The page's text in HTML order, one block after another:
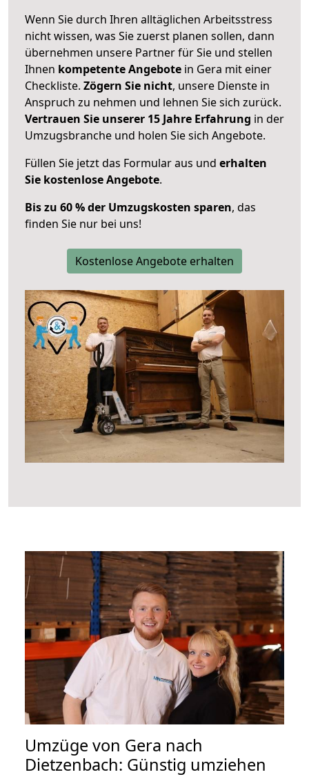
Wenn Sie durch Ihren alltäglichen Arbeitsstress
nicht wissen, was Sie zuerst planen sollen, dann
übernehmen unsere Partner für Sie und stellen
Ihnen kompetente Angebote in Gera mit einer
Checkliste. Zögern Sie nicht, unsere Dienste in
Anspruch zu nehmen und lehnen Sie sich zurück.
Vertrauen Sie unserer 15 Jahre Erfahrung in der
Umzugsbranche und holen Sie sich Angebote.
Füllen Sie jetzt das Formular aus und erhalten
Sie kostenlose Angebote.
Bis zu 60 % der Umzugskosten sparen, das
finden Sie nur bei uns!
Kostenlose Angebote erhalten
Umzüge von Gera nach
Dietzenbach: Günstig umziehen